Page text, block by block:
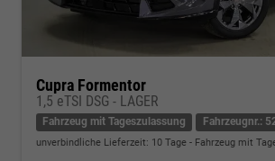
Cupra Formentor
1,5 eTSI DSG - LAGER
Fahrzeug mit Tageszulassung Fahrzeugnr.:
unverbindliche Lieferzeit: 10 Tage Fahrzeug mit